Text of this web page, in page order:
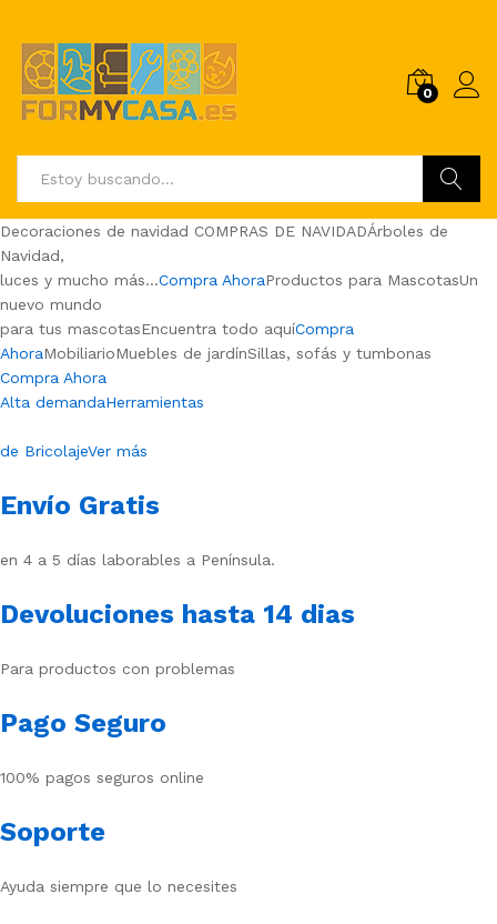
0
Buscar
Decoraciones de navidad COMPRAS DE NAVIDADÁrboles de
Navidad,
luces y mucho más…Compra AhoraProductos para MascotasUn
nuevo mundo
para tus mascotasEncuentra todo aquíCompra
AhoraMobiliarioMuebles de jardínSillas, sofás y tumbonas
Compra Ahora
Alta demandaHerramientas
de BricolajeVer más
Envío Gratis
en 4 a 5 días laborables a Península.
Devoluciones hasta 14 dias
Para productos con problemas
Pago Seguro
100% pagos seguros online
Soporte
Ayuda siempre que lo necesites